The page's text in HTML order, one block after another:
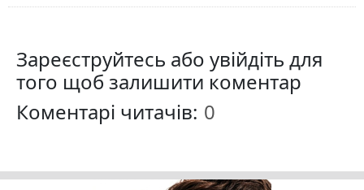
Зареєструйтесь або увійдіть для
того щоб залишити коментар
Коментарі читачів: